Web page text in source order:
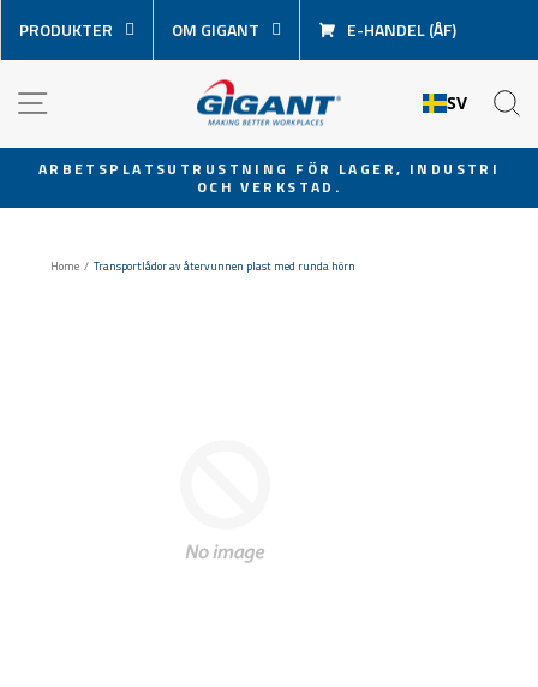
över
innehåll
PRODUKTER OM GIGANT E-HANDEL (ÅF)
SV
Pausa
ARBETSPLATSUTRUSTNING FÖR LAGER, INDUSTRI
OCH VERKSTAD.
Home / Transportlådor av återvunnen plast med runda hörn